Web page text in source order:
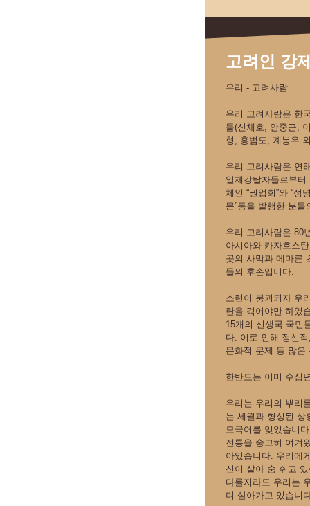
고려인 강
우리 - 고려사람
우리 고려사람은 한
들(신채호, 안중근,
형, 홍범도, 계봉우
우리 고려사람은 연
일제강탈자들로부
체인 “권업회”와 “성
문”등을 발행한 분들
우리 고려사람은 80
아시아와 카자흐스
곳의 사막과 메마른
들의 후손입니다.
소련이 붕괴되자 우
란을 겪어야만 하였
15개의 신생국 국민
다. 이로 인해 정신
문화적 문제 등 많은
한반도는 이미 수십
우리는 우리의 뿌리
는 세월과 형성된 상
모국어를 잊었습니
전통을 숭고히 여겨
아있습니다. 우리에
신이 살아 숨 쉬고
다를지라도 우리는
며 살아가고 있습니